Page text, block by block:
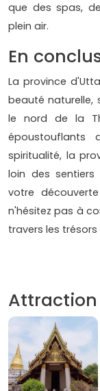
que des spas,
plein air.
En
La province
beauté naturelle,
le nord de la
époustouflants
spiritualité, la
loin des sentiers
votre
n'hésitez pas à
travers les